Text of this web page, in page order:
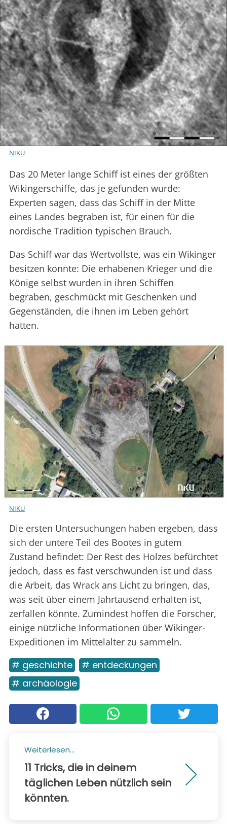
NIKU
Das 20 Meter lange Schiff ist eines der größten
Wikingerschiffe, das je gefunden wurde:
Experten sagen, dass das Schiff in der Mitte
eines Landes begraben ist, für einen für die
nordische Tradition typischen Brauch.
Das Schiff war das Wertvollste, was ein Wikinger
besitzen konnte: Die erhabenen Krieger und die
Könige selbst wurden in ihren Schiffen
begraben, geschmückt mit Geschenken und
Gegenständen, die ihnen im Leben gehört
hatten.
NIKU
Die ersten Untersuchungen haben ergeben, dass
sich der untere Teil des Bootes in gutem
Zustand befindet: Der Rest des Holzes befürchtet
jedoch, dass es fast verschwunden ist und dass
die Arbeit, das Wrack ans Licht zu bringen, das,
was seit über einem Jahrtausend erhalten ist,
zerfallen könnte. Zumindest hoffen die Forscher,
einige nützliche Informationen über Wikinger-
Expeditionen im Mittelalter zu sammeln.
# geschichte
# entdeckungen
# archäologie
Weiterlesen...
11 Tricks, die in deinem
täglichen Leben nützlich sein
könnten.